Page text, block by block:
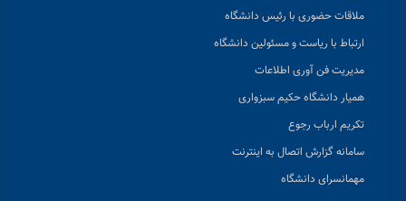
ملاقات حضوری با رئیس دانشگاه
ارتباط با ریاست و مسئولین دانشگاه
مدیریت فن آوری اطلاعات
همیار دانشگاه حکیم سبزواری
تکریم ارباب رجوع
سامانه گزارش اتصال به اینترنت
مهمانسرای دانشگاه